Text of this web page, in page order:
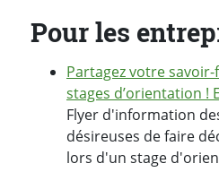
Pour les
Partagez votre
stages d’orientation !
Flyer d'information
désireuses de faire
lors d'un stage